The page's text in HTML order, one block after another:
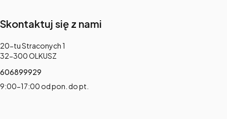
Skontaktuj się z nami
Adres:
20-tu Straconych 1
32-300 OLKUSZ
606899929
9:00-17:00 od pon. do pt.